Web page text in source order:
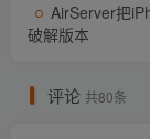
以先偏好设置其
Windows 系
AirServer把
破解版本
评论 共80条